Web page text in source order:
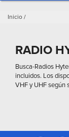
Inicio /
RADIO
Busca-Radios
incluidos. Los
VHF y UHF según